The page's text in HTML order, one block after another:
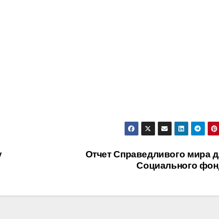
Отчет Справедливого мира
Социального